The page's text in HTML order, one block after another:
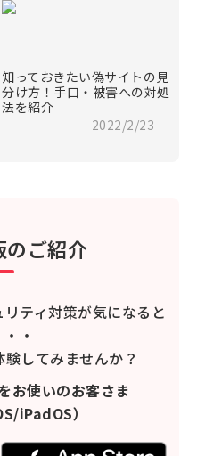
知っておきたい偽サイトの見
分け方！手口・被害への対処
法を紹介
2022/2/23
のご紹介
ティ対策が気になると
・
してみませんか？
お使いのお客さま
iPadOS）